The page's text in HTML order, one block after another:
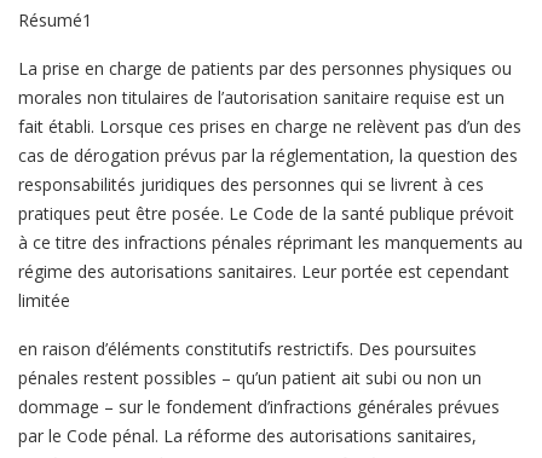
Résumé1
La prise en charge de patients par des personnes physiques ou
morales non titulaires de l’autorisation sanitaire requise est un
fait établi. Lorsque ces prises en charge ne relèvent pas d’un des
cas de dérogation prévus par la réglementation, la question des
responsabilités juridiques des personnes qui se livrent à ces
pratiques peut être posée. Le Code de la santé publique prévoit
à ce titre des infractions pénales réprimant les manquements au
régime des autorisations sanitaires. Leur portée est cependant
limitée
en raison d’éléments constitutifs restrictifs. Des poursuites
pénales restent possibles – qu’un patient ait subi ou non un
dommage – sur le fondement d’infractions générales prévues
par le Code pénal. La réforme des autorisations sanitaires,